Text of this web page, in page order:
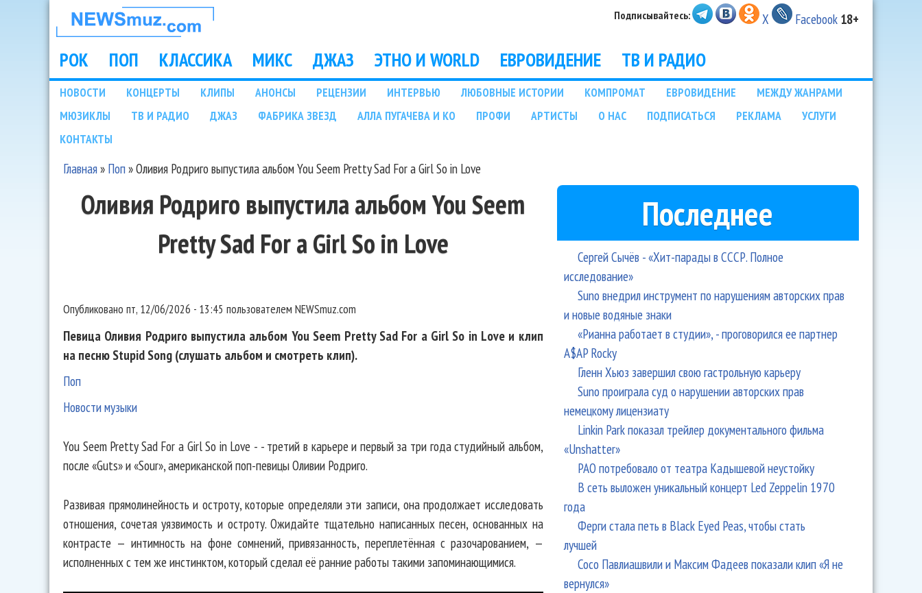
НОВОСТИ
МУЗЫКИ И
ШОУ БИЗНЕСА
NEWSMUZ.COM
Подписывайтесь: X Facebook 18+
Main menu
РОК ПОП КЛАССИКА МИКС ДЖАЗ ЭТНО И WORLD ЕВРОВИДЕНИЕ ТВ И РАДИО
Подразделы
НОВОСТИ КОНЦЕРТЫ КЛИПЫ АНОНСЫ РЕЦЕНЗИИ ИНТЕРВЬЮ ЛЮБОВНЫЕ ИСТОРИИ КОМПРОМАТ ЕВРОВИДЕНИЕ
МЕЖДУ ЖАНРАМИ
МЮЗИКЛЫ
ТВ И РАДИО ДЖАЗ ФАБРИКА ЗВЕЗД АЛЛА ПУГАЧЕВА И КО ПРОФИ АРТИСТЫ О НАС ПОДПИСАТЬСЯ РЕКЛАМА
УСЛУГИ
КОНТАКТЫ
Главная» Поп»Оливия Родриго выпустила альбом You Seem Pretty Sad For a Girl So in Love
Оливия Родриго выпустила альбом You Seem
Pretty Sad For a Girl So in Love
Опубликовано пт, 12/06/2026 - 13:45 пользователем NEWSmuz.com
Певица Оливия Родриго выпустила альбом You Seem Pretty Sad For a Girl So in Love и клип
на песню Stupid Song (слушать альбом и смотреть клип).
Поп
Новости музыки
You Seem Pretty Sad For a Girl So in Love - - третий в карьере и первый за три года студийный альбом,
после «Guts» и «Sour», американской поп-певицы Оливии Родриго.
Развивая прямолинейность и остроту, которые определяли эти записи, она продолжает исследовать
отношения, сочетая уязвимость и остроту. Ожидайте тщательно написанных песен, основанных на
контрасте — интимность на фоне сомнений, привязанность, переплетённая с разочарованием, —
исполненных с тем же инстинктом, который сделал её ранние работы такими запоминающимися.
Последнее
Сергей Сычёв - «Хит-парады в СССР. Полное
исследование»
Suno внедрил инструмент по нарушениям авторских прав
и новые водяные знаки
«Рианна работает в студии», - проговорился ее партнер
A$AP Rocky
Гленн Хьюз завершил свою гастрольную карьеру
Suno проиграла суд о нарушении авторских прав
немецкому лицензиату
Linkin Park показал трейлер документального фильма
«Unshatter»
РАО потребовало от театра Кадышевой неустойку
В сеть выложен уникальный концерт Led Zeppelin 1970
года
Ферги стала петь в Black Eyed Peas, чтобы стать
лучшей
Сосо Павлиашвили и Максим Фадеев показали клип «Я не
вернулся»